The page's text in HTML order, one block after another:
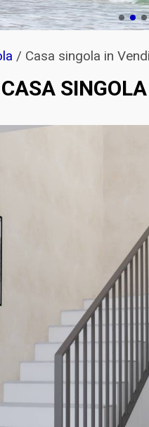
/ Casa singola in
CASA